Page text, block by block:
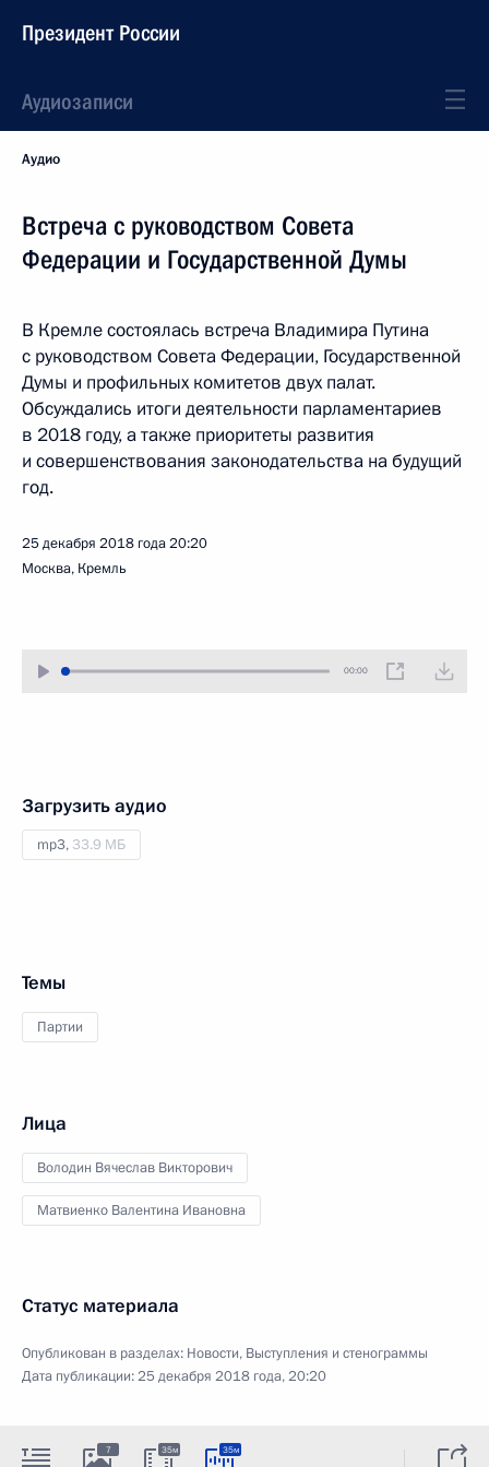
Президент России
Аудиозаписи
Аудио
Встреча с руководством Совета
Федерации и Государственной Думы
В Кремле состоялась встреча Владимира Путина
с руководством Совета Федерации, Государственной
Думы и профильных комитетов двух палат.
Обсуждались итоги деятельности парламентариев
в 2018 году, а также приоритеты развития
и совершенствования законодательства на будущий
год.
25 декабря 2018 года20:20
Москва, Кремль
00:00
Загрузить аудио
mp3, 33.9 МБ
Темы
Партии
Лица
Володин Вячеслав Викторович
Матвиенко Валентина Ивановна
Статус материала
Опубликован в разделах: Новости, Выступления и стенограммы
Дата публикации:25 декабря 2018 года, 20:20
7 35м 35м